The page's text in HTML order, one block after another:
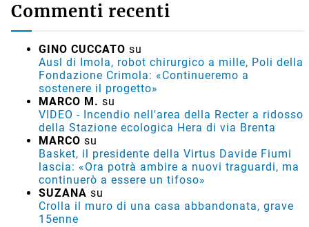
Commenti recenti
GINO CUCCATO su
Ausl di Imola, robot chirurgico a mille, Poli della
Fondazione Crimola: «Continueremo a
sostenere il progetto»
MARCO M. su
VIDEO - Incendio nell'area della Recter a ridosso
della Stazione ecologica Hera di via Brenta
MARCO su
Basket, il presidente della Virtus Davide Fiumi
lascia: «Ora potrà ambire a nuovi traguardi, ma
continuerò a essere un tifoso»
SUZANA su
Crolla il muro di una casa abbandonata, grave
15enne